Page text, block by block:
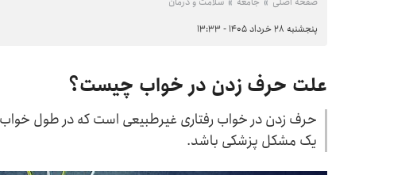
پنجشنبه ۲۸ خرداد ۱۴۰۵ - ۱۳:۳۳
علت حرف زدن در خواب چیست؟
حرف زدن در خواب رفتاری غیرطبیعی است که در طول خواب
یک مشکل پزشکی باشد.